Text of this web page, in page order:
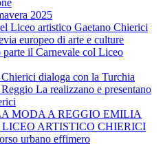
2025
Liceo artistico Gaetano Chierici
europeo di arte e culture
parte il Carnevale col Liceo
dialoga con la Turchia
La realizzano e presentano
MODA A REGGIO EMILIA
ARTISTICO CHIERICI
urbano effimero